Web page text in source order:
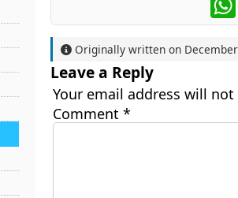
Originally written on
Leave a Reply
Your email address will
Comment *